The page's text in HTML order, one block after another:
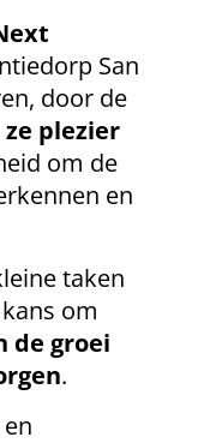
San
door de
plezier
om de
en
taken
om
de groei
.